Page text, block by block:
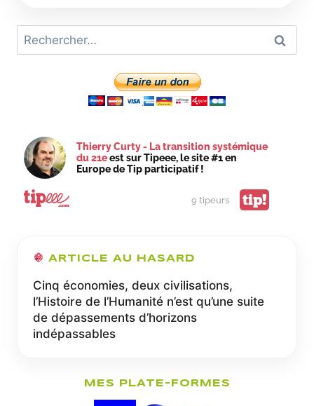
POUR
FAIRE
ÉVOLUER
Rechercher :
Thierry Curty - La transition systémique
du 21eest sur Tipeee, le site #1 en
Europe de Tip participatif !
9 tipeurs tip!
ARTICLE AU HASARD
Cinq économies, deux civilisations,
l’Histoire de l’Humanité n’est qu’une suite
de dépassements d’horizons
indépassables
MES PLATE-FORMES